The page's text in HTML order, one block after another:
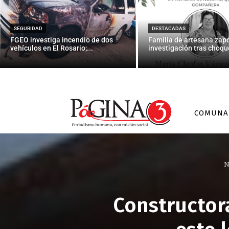
SEGURIDAD
FGEO investiga incendio de dos
vehículos en El Rosario;...
DESTACADAS
Familia de artesana
investigación tras